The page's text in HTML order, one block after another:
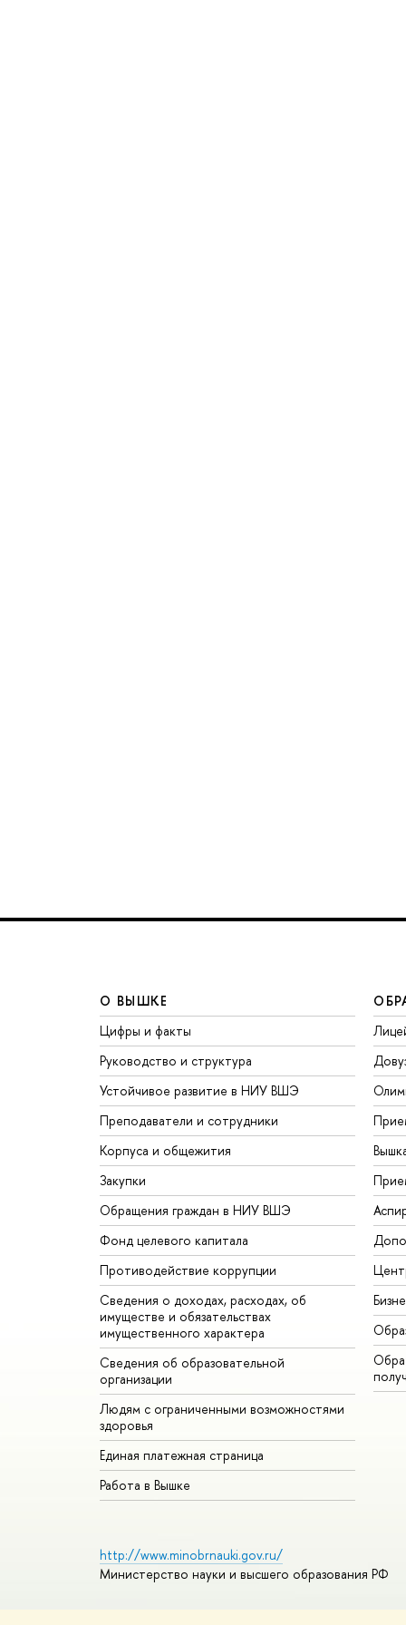
О ВЫШКЕ
Цифры и факты
Руководство и структура
Устойчивое развитие в НИУ ВШЭ
Преподаватели и сотрудники
Корпуса и общежития
Закупки
Обращения граждан в НИУ ВШЭ
Фонд целевого капитала
Противодействие коррупции
Сведения о доходах, расходах, об
имуществе и обязательствах
имущественного характера
Сведения об образовательной
организации
Людям с ограниченными возможностями
здоровья
Единая платежная страница
Работа в Вышке
http://www.minobrnauki.gov.ru/
Министерство науки и высшего образования РФ